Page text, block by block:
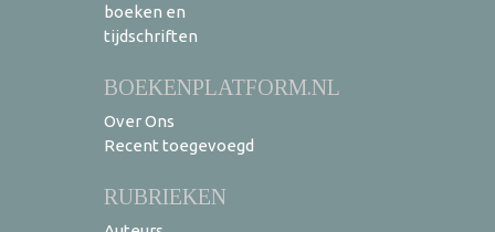
boeken en
tijdschriften
BOEKENPLATFORM.NL
Over Ons
Recent toegevoegd
RUBRIEKEN